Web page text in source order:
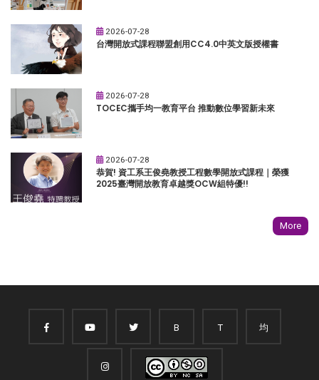
2026-07-28
台灣開放式課程聯盟創用CC4.0中英文版授權書
2026-07-28
TOCEC攜手均一教育平台 推動數位學習新未來
2026-07-28
恭賀! 資工系王俊堯教授工程數學開放式課程｜榮獲
2025臺灣開放教育卓越獎OCW組特優!!
More
B T 均